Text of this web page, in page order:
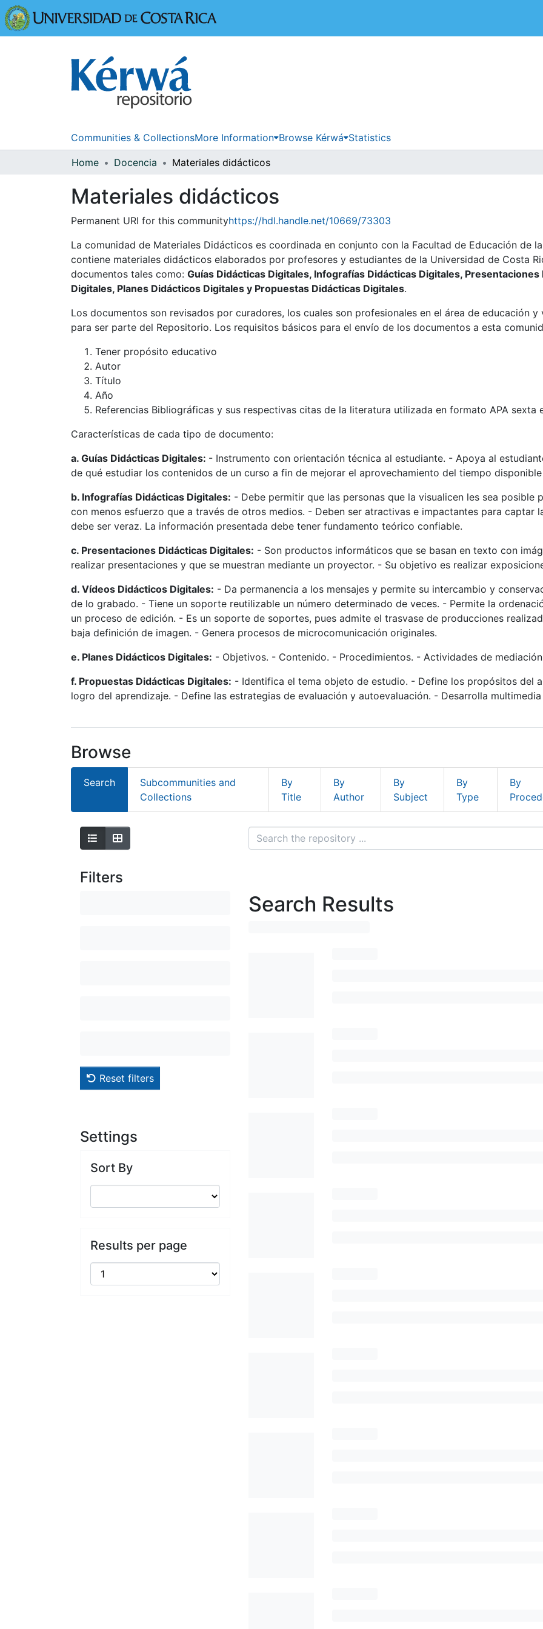
Communities & CollectionsMore Information Browse Kérwá Statistics
Home Docencia Materiales didácticos
Materiales didácticos
Permanent URI for this communityhttps://hdl.handle.net/10669/73303
La comunidad de Materiales Didácticos es coordinada en conjunto con la Facultad de Educación de
contiene materiales didácticos elaborados por profesores y estudiantes de la Universidad de Costa
documentos tales como: Guías Didácticas Digitales, Infografías Didácticas Digitales,
Digitales, Planes Didácticos Digitales y Propuestas Didácticas Digitales.
Los documentos son revisados por curadores, los cuales son profesionales en el área de educación
para ser parte del Repositorio. Los requisitos básicos para el envío de los documentos a esta
Tener propósito educativo
Autor
Título
Año
Referencias Bibliográficas y sus respectivas citas de la literatura utilizada en formato APA sexta
Características de cada tipo de documento:
a. Guías Didácticas Digitales: - Instrumento con orientación técnica al estudiante. - Apoya al
de qué estudiar los contenidos de un curso a fin de mejorar el aprovechamiento del tiempo
b. Infografías Didácticas Digitales: - Debe permitir que las personas que la visualicen les sea
con menos esfuerzo que a través de otros medios. - Deben ser atractivas e impactantes para captar
debe ser veraz. La información presentada debe tener fundamento teórico confiable.
c. Presentaciones Didácticas Digitales: - Son productos informáticos que se basan en texto con
realizar presentaciones y que se muestran mediante un proyector. - Su objetivo es realizar
d. Vídeos Didácticos Digitales: - Da permanencia a los mensajes y permite su intercambio y
de lo grabado. - Tiene un soporte reutilizable un número determinado de veces. - Permite la
un proceso de edición. - Es un soporte de soportes, pues admite el trasvase de producciones
baja definición de imagen. - Genera procesos de microcomunicación originales.
e. Planes Didácticos Digitales: - Objetivos. - Contenido. - Procedimientos. - Actividades de
f. Propuestas Didácticas Digitales: - Identifica el tema objeto de estudio. - Define los propósitos del
logro del aprendizaje. - Define las estrategias de evaluación y autoevaluación. - Desarrolla
Browse
Search
Subcommunities and
Collections
By
Title
By
Author
By
Subject
By
Type
By
Filters
Reset filters
Settings
Sort By
Results per page
Search Results